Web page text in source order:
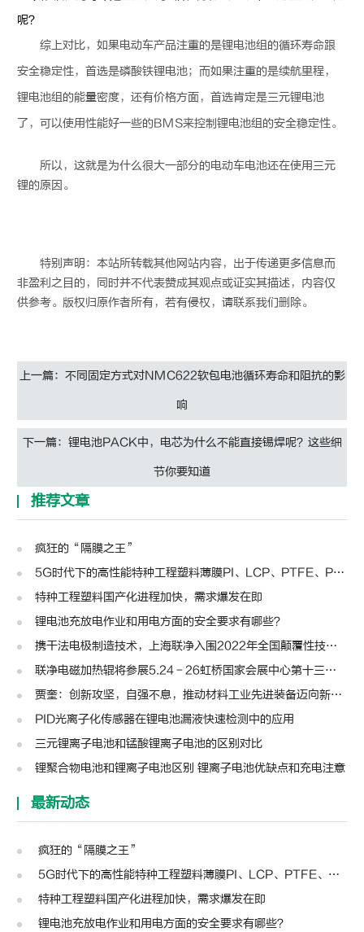
综上对比，如果电动车产品注重的是锂电池组的循环寿命跟
安全稳定性，首选是磷酸铁锂电池；而如果注重的是续航里程，
锂电池组的能量密度，还有价格方面，首选肯定是三元锂电池
了，可以使用性能好一些的BMS来控制锂电池组的安全稳定性。
所以，这就是为什么很大一部分的电动车电池还在使用三元
锂的原因。
特别声明：本站所转载其他网站内容，出于传递更多信息而
非盈利之目的，同时并不代表赞成其观点或证实其描述，内容仅
供参考。版权归原作者所有，若有侵权，请联系我们删除。
上一篇：不同固定方式对NMC622软包电池循环寿命和阻抗的影
响
下一篇：锂电池PACK中，电芯为什么不能直接锡焊呢？这些细
节你要知道
推荐文章
疯狂的“隔膜之王”
5G时代下的高性能特种工程塑料薄膜PI、LCP、PTFE、PPS、PEEK、PEN
特种工程塑料国产化进程加快，需求爆发在即
锂电池充放电作业和用电方面的安全要求有哪些？
携干法电极制造技术，上海联净入围2022年全国颠覆性技术创新大赛
联净电磁加热辊将参展5.24－26虹桥国家会展中心第十三届模切展
贾奎：创新攻坚，自强不息，推动材料工业先进装备迈向新高度 | 高转先锋人物
PID光离子化传感器在锂电池漏液快速检测中的应用
三元锂离子电池和锰酸锂离子电池的区别对比
锂聚合物电池和锂离子电池区别 锂离子电池优缺点和充电注意
最新动态
疯狂的“隔膜之王”
5G时代下的高性能特种工程塑料薄膜PI、LCP、PTFE、PPS、PEEK、PEN
特种工程塑料国产化进程加快，需求爆发在即
锂电池充放电作业和用电方面的安全要求有哪些？